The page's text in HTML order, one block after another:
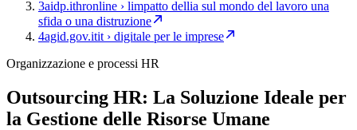
3aidp.ithronline › limpatto dellia sul mondo del lavoro una
sfida o una distruzione
4agid.gov.itit › digitale per le imprese
Organizzazione e processi HR
Outsourcing HR: La Soluzione Ideale per
la Gestione delle Risorse Umane